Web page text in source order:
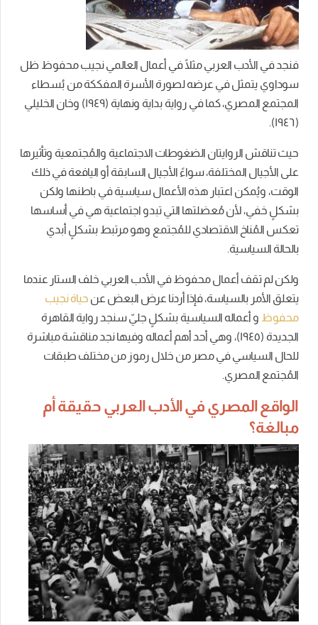
فنجد في الأدب العربي مثلًا في أعمال العالمي نجيب محفوظ ظل
سوداوي يتمثل في عرضه لصورة الأسرة المفككة من بُسطاء
المجتمع المصري، كما في رواية بداية ونهاية (١٩٤٩) وخان الخليلي
(١٩٤٦).
حيث تناقش الروايتان الضغوطات الاجتماعية والمُجتمعية وتأثيرها
على الأجيال المختلفة، سواءً الأجيال السابقة أو اليافعة في ذلك
الوقت، ويُمكن اعتبار هذه الأعمال سياسية في باطنها ولكن
بشكلٍ خفي، لأن مُعضلتها التي تبدو اجتماعية هي في أساسها
تعكس المُناخ الاقتصادي للمُجتمع وهو مرتبط بشكلٍ أبدي
بالحالة السياسية.
ولكن لم تقف أعمال محفوظ في الأدب العربي خلف الستار عندما
يتعلق الأمر بالسياسة، فإذا أردنا عرض البعض عن حياة نجيب
محفوظ و أعماله السياسية بشكلٍ جليّ سنجد رواية القاهرة
الجديدة (١٩٤٥)، وهي أحد أهم أعماله وفيها نجد مناقشة مباشرة
للحال السياسي في مصر من خلال رموز من مختلف طبقات
المُجتمع المصري.
الواقع المصري في الأدب العربي حقيقة أم
مبالغة؟